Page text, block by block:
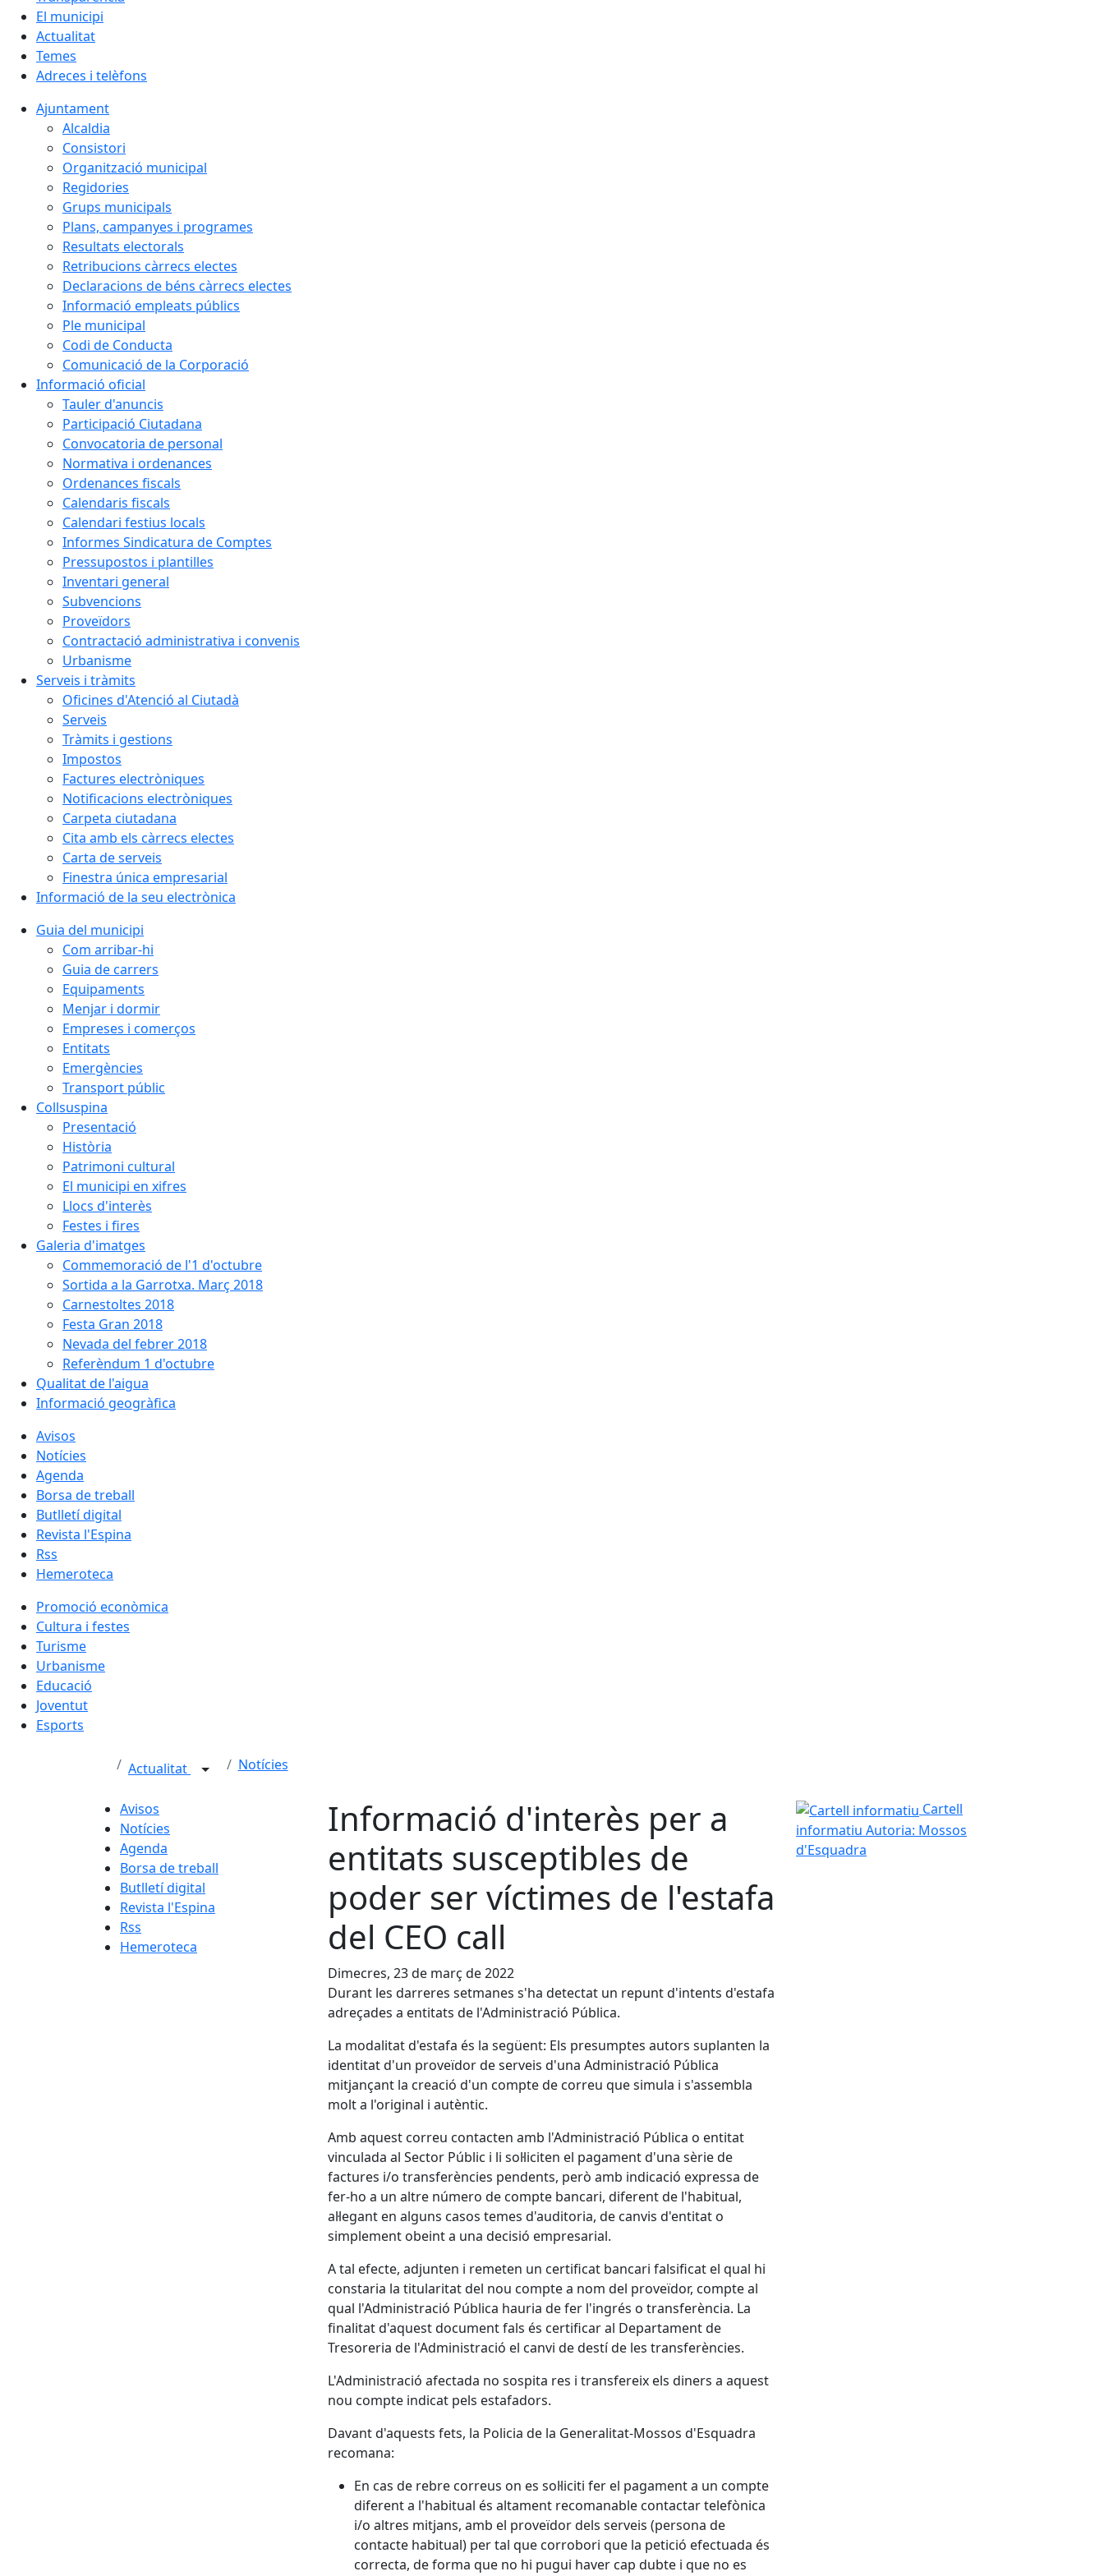
El municipi
Actualitat
Temes
Adreces i telèfons
Ajuntament
Alcaldia
Consistori
Organització municipal
Regidories
Grups municipals
Plans, campanyes i programes
Resultats electorals
Retribucions càrrecs electes
Declaracions de béns càrrecs electes
Informació empleats públics
Ple municipal
Codi de Conducta
Comunicació de la Corporació
Informació oficial
Tauler d'anuncis
Participació Ciutadana
Convocatoria de personal
Normativa i ordenances
Ordenances fiscals
Calendaris fiscals
Calendari festius locals
Informes Sindicatura de Comptes
Pressupostos i plantilles
Inventari general
Subvencions
Proveïdors
Contractació administrativa i convenis
Urbanisme
Serveis i tràmits
Oficines d'Atenció al Ciutadà
Serveis
Tràmits i gestions
Impostos
Factures electròniques
Notificacions electròniques
Carpeta ciutadana
Cita amb els càrrecs electes
Carta de serveis
Finestra única empresarial
Informació de la seu electrònica
Guia del municipi
Com arribar-hi
Guia de carrers
Equipaments
Menjar i dormir
Empreses i comerços
Entitats
Emergències
Transport públic
Collsuspina
Presentació
Història
Patrimoni cultural
El municipi en xifres
Llocs d'interès
Festes i fires
Galeria d'imatges
Commemoració de l'1 d'octubre
Sortida a la Garrotxa. Març 2018
Carnestoltes 2018
Festa Gran 2018
Nevada del febrer 2018
Referèndum 1 d'octubre
Qualitat de l'aigua
Informació geogràfica
Avisos
Notícies
Agenda
Borsa de treball
Butlletí digital
Revista l'Espina
Rss
Hemeroteca
Promoció econòmica
Cultura i festes
Turisme
Urbanisme
Educació
Joventut
Esports
Actualitat Notícies
Avisos
Notícies
Agenda
Borsa de treball
Butlletí digital
Revista l'Espina
Rss
Hemeroteca
Informació d'interès per a
entitats susceptibles de
poder ser víctimes de l'estafa
del CEO call
Dimecres, 23 de març de 2022
Durant les darreres setmanes s'ha detectat un repunt d'intents d'estafa
adreçades a entitats de l'Administració Pública.
La modalitat d'estafa és la següent: Els presumptes autors suplanten la
identitat d'un proveïdor de serveis d'una Administració Pública
mitjançant la creació d'un compte de correu que simula i s'assembla
molt a l'original i autèntic.
Amb aquest correu contacten amb l'Administració Pública o entitat
vinculada al Sector Públic i li sol·liciten el pagament d'una sèrie de
factures i/o transferències pendents, però amb indicació expressa de
fer-ho a un altre número de compte bancari, diferent de l'habitual,
al·legant en alguns casos temes d'auditoria, de canvis d'entitat o
simplement obeint a una decisió empresarial.
A tal efecte, adjunten i remeten un certificat bancari falsificat el qual hi
constaria la titularitat del nou compte a nom del proveïdor, compte al
qual l'Administració Pública hauria de fer l'ingrés o transferència. La
finalitat d'aquest document fals és certificar al Departament de
Tresoreria de l'Administració el canvi de destí de les transferències.
L'Administració afectada no sospita res i transfereix els diners a aquest
nou compte indicat pels estafadors.
Davant d'aquests fets, la Policia de la Generalitat-Mossos d'Esquadra
recomana:
En cas de rebre correus on es sol·liciti fer el pagament a un compte
diferent a l'habitual és altament recomanable contactar telefònica
i/o altres mitjans, amb el proveïdor dels serveis (persona de
contacte habitual) per tal que corrobori que la petició efectuada és
correcta, de forma que no hi pugui haver cap dubte i que no es
Cartell informatiu
Cartell
informatiu Autoria: Mossos
d'Esquadra